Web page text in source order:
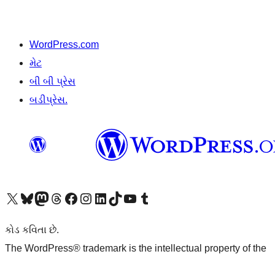
WordPress.com
મેટ
બી બી પ્રેસ
બડીપ્રેસ.
અમારા X (અગાઉ ટ્વિટર) એકાઉન્ટની મુલાકાત લોઅમારા Bluesky એકાઉન્ટની મુલાકાત લોઅમારા માસ્ટોડોન એકાઉન્ટની મુલાકાત લોઅમારા Threads એકાઉન્ટની મુલાકાત લો અમારા ફેસબુક પેજની મુલાકાત લોઅમારા ઇન્સ્ટાગ્રામ એકાઉન્ટની મુલાકાત લો અમારા LinkedIn એકાઉન્ટની મુલાકાત લોઅમારા TikTok એકાઉન્ટની મુલાકાત લોઅમારી YouTube ચેનલની મુલાકાત લો અમારા Tumblr એકાઉન્ટની મુલાકાત લો
કોડ કવિતા છે.
The WordPress® trademark is the intellectual property of the